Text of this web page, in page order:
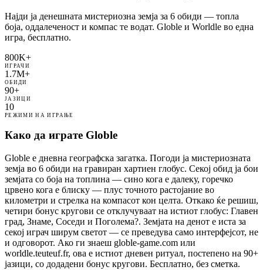
Најди ја денешната мистериозна земја за 6 обиди — топла
боја, оддалеченост и компас те водат. Globle и Worldle во една
игра, бесплатно.
800K+
ИГРАЧИ
1.7M+
ОБИДИ
90+
ЈАЗИЦИ
10
РЕЖИМИ НА ИГРАЊЕ
Како да играте Globle
Globle е дневна географска загатка. Погоди ја мистериозната
земја во 6 обиди на гравиран хартиен глобус. Секој обид ја бои
земјата со боја на топлина — сино кога е далеку, горечко
црвено кога е блиску — плус точното растојание во
километри и стрелка на компасот кон целта. Откако ќе решиш,
четири бонус кругови се отклучуваат на истиот глобус: Главен
град, Знаме, Соседи и Поголема?. Земјата на денот е иста за
секој играч ширум светот — се преведува само интерфејсот, не
и одговорот. Ако ги знаеш globle-game.com или
worldle.teuteuf.fr, ова е истиот дневен ритуал, постепено на 90+
јазици, со додадени бонус кругови. Бесплатно, без сметка.